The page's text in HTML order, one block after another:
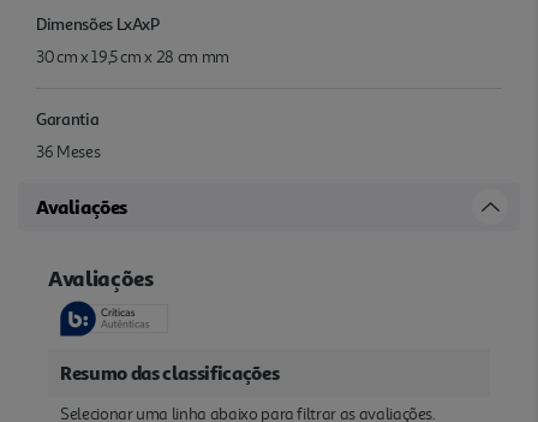
Dimensões LxAxP
30 cm x 19,5 cm x 28 cm mm
Garantia
36 Meses
Avaliações